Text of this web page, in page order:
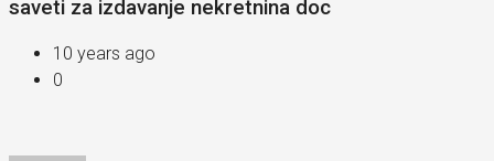
saveti za izdavanje nekretnina doc
10 years ago
0